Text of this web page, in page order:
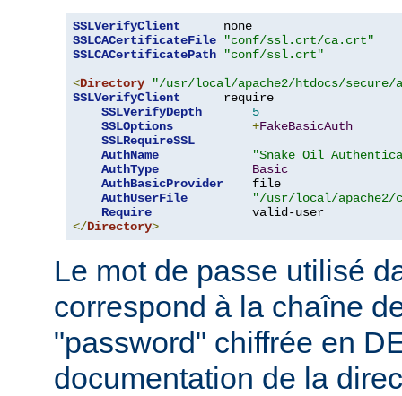
SSLVerifyClient
SSLCACertificateFile
"conf/ssl.crt/ca.crt"
SSLCACertificatePath
"conf/ssl.crt"
<Directory
"/usr/local/apache2/htdocs/secure/
SSLVerifyClient
      require
SSLVerifyDepth
5
SSLOptions
+FakeBasicAuth
SSLRequireSSL
AuthName
"Snake Oil
AuthType
Basic
AuthBasicProvider
    file
AuthUserFile
"/usr/local/apache2/
Require
</Directory>
Le mot de passe utilisé
correspond à la chaîne
"password" chiffrée en
documentation de la